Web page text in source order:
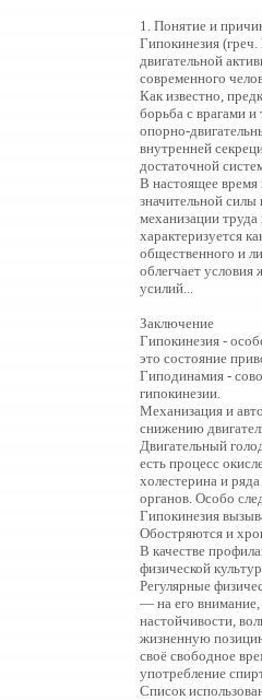
1. Понятие и
Гипокинезия
двигательной
современного
Как известно,
борьба с врагами
опорно-
внутренней
достаточной
В настоящее время
значительной
механизации
характеризуется
общественного и
облегчает
усилий...
Заключение
Гипокинезия -
это состояние
Гиподинамия -
гипокинезии.
Механизация и
снижению
Двигательный
есть процесс
холестерина и
органов. Особо
Гипокинезия
Обостряются и
В качестве
физической
Регулярные
— на его
настойчивости,
жизненную
своё свободное
употребление
Список